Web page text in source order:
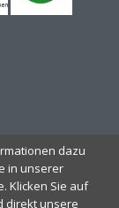
top: 0; left: 0;
iframe>
dazu
in unserer
Klicken Sie auf
direkt unsere